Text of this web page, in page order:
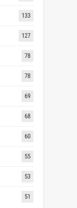
133
127
78
78
69
68
60
55
53
51